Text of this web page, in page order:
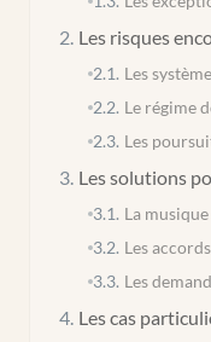
2. Les risques
2.1. Les
2.2. Le régime
2.3. Les
3. Les solutions
3.1. La
3.2. Les
3.3. Les
4. Les cas